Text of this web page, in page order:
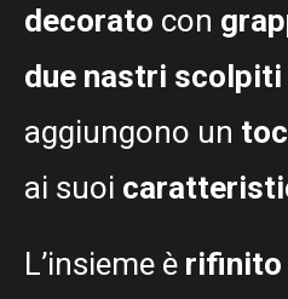
decorato con
due nastri
aggiungono un
ai suoi
L’insieme è rifinito